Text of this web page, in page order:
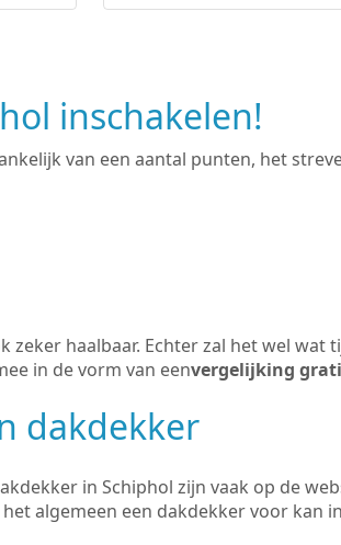
inschakelen!
van een aantal punten, het
haalbaar. Echter zal het wel wat
in de vorm van eenvergelijking
dakdekker
in Schiphol zijn vaak op de
algemeen een dakdekker voor kan